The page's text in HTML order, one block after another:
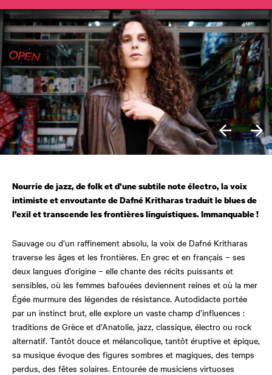
Nourrie de jazz, de folk et d’une subtilenote électro, la voix
intimiste et envoutante de Dafné Kritharas traduit le blues de
l’exil et transcende les frontières linguistiques. Immanquable !
Sauvage ou d’un raffinement absolu, la voix de Dafné Kritharas
traverse les âges et les frontières. En grec et en français – ses
deux langues d’origine – elle chante des récits puissants et
sensibles, où les femmes bafouées deviennent reines et où la mer
Égée murmure des légendes de résistance. Autodidacte portée
par un instinct brut, elle explore un vaste champ d’influences :
traditions de Grèce et d’Anatolie, jazz, classique, électro ou rock
alternatif. Tantôt douce et mélancolique, tantôt éruptive et épique,
sa musique évoque des figures sombres et magiques, des temps
perdus, des fêtes solaires. Entourée de musiciens virtuoses